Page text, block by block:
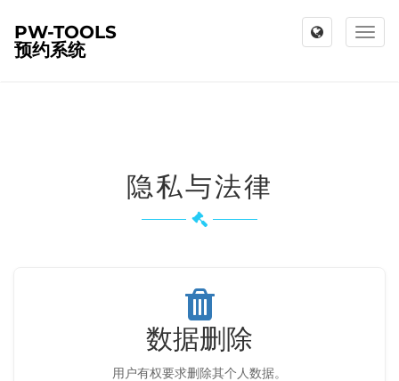
Toggle
PW-TOOLS
预约系统
隐私与法律
数据删除
用户有权要求删除其个人数据。